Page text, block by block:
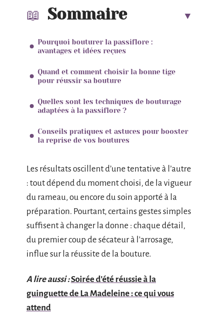
Sommaire
Pourquoi bouturer la passiflore :
avantages et idées reçues
Quand et comment choisir la bonne tige
pour réussir sa bouture
Quelles sont les techniques de bouturage
adaptées à la passiflore ?
Conseils pratiques et astuces pour booster
la reprise de vos boutures
Les résultats oscillent d’une tentative à l’autre
: tout dépend du moment choisi, de la vigueur
du rameau, ou encore du soin apporté à la
préparation. Pourtant, certains gestes simples
suffisent à changer la donne : chaque détail,
du premier coup de sécateur à l’arrosage,
influe sur la réussite de la bouture.
A lire aussi :Soirée d'été réussie à la
guinguette de La Madeleine : ce qui vous
attend